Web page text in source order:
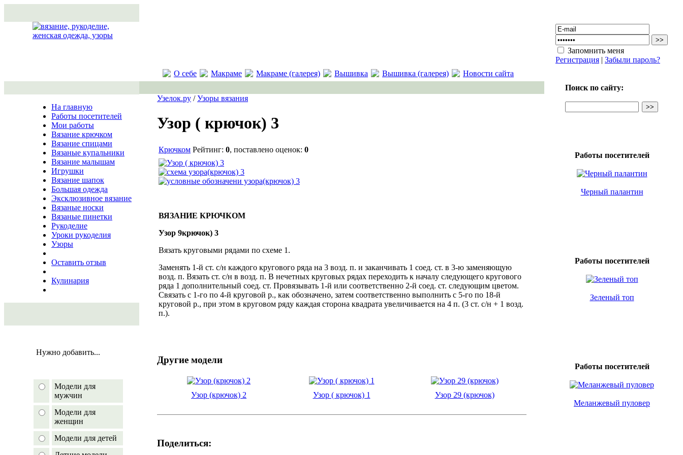
Запомнить меня
Регистрация | Забыли пароль?
О себе
Макраме Макраме (галерея) Вышивка Вышивка (галерея) Новости сайта
На главную
Работы посетителей
Мои работы
Вязание крючком
Вязание спицами
Вязаные купальники
Вязание малышам
Игрушки
Вязание шапок
Большая одежда
Эксклюзивное вязание
Вязаные носки
Вязаные пинетки
Рукоделие
Уроки рукоделия
Узоры
Оставить отзыв
Кулинария
Нужно добавить...
Модели для
мужчин
Модели для
женщин
Модели для детей
Узелок.ру /Узоры вязания
Узор ( крючок) 3
Крючком Рейтинг: 0, поставлено оценок: 0
ВЯЗАНИЕ КРЮЧКОМ
Узор 9крючок) 3
Вязать круговыми рядами по схеме 1.
Заменять 1-й ст. с/н каждого кругового ряда на 3 возд. п. и заканчивать 1 соед. ст. в 3-ю заменяющую
возд. п. Вязать ст. с/н в возд. п. В нечетных круговых рядах переходить к началу следующего кругового
ряда 1 дополнительный соед. ст. Провязывать 1-й или соответственно 2-й соед. ст. следующим цветом.
Связать с 1-го по 4-й круговой р., как обозначено, затем соответственно выполнить с 5-го по 18-й
круговой р., при этом в круговом ряду каждая сторона квадрата увеличивается на 4 п. (3 ст. с/н + 1 возд.
п.).
Другие модели
Узор (крючок) 2 Узор ( крючок) 1 Узор 29 (крючок)
Поделиться:
Поиск по сайту:
Работы посетителей
Черный палантин
Работы посетителей
Зеленый топ
Работы посетителей
Меланжевый пуловер